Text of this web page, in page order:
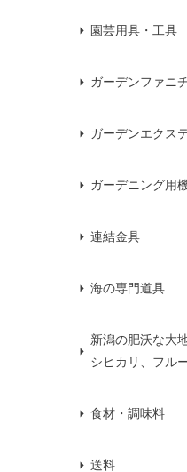
園芸用具・工具
ガーデンファニ
ガーデンエクス
ガーデニング用
連結金具
海の専門道具
新潟の肥沃な大
シヒカリ、フル
食材・調味料
送料